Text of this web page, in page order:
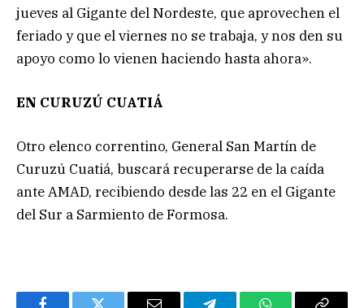
jueves al Gigante del Nordeste, que aprovechen el
feriado y que el viernes no se trabaja, y nos den su
apoyo como lo vienen haciendo hasta ahora».
EN CURUZÚ CUATIÁ
Otro elenco correntino, General San Martín de
Curuzú Cuatiá, buscará recuperarse de la caída
ante AMAD, recibiendo desde las 22 en el Gigante
del Sur a Sarmiento de Formosa.